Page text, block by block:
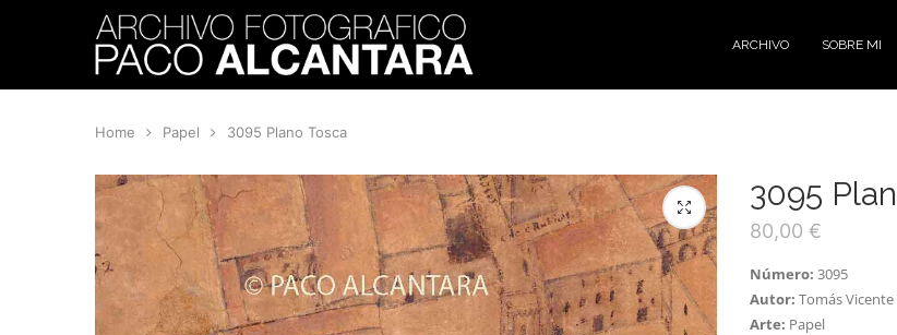
ARCHIVO SOBRE MI
Home Papel 3095 Plano Tosca
3095
80,00 €
Número: 3095
Autor: Tomás Vicente
Arte: Papel